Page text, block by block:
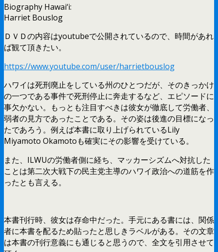
Biography Hawai‘i:
Harriet Bouslog
ＤＶＤの内容はyoutubeで公開されているので、時間があれ
ば観て頂きたい。
https://www.youtube.com/user/harrietbouslog
ハワイは死刑廃止をしている州のひとつだが、そのきっかけ
の一つである事件で死刑停止に奔走するなど、エピソードに
事欠かない。もっとも注目すべきは彼女が徹底して労働者、
弱者の見方であったことである。その姿は後進の目標になっ
たであろう。例えば本書に取り上げられているLily
Miyamoto Okamotoも確実にその影響を受けている。
また、ILWUの労働者側に経ち、マッカーシズムへ対抗した
ことは第二次大戦下の民主党主導のハワイ政治への道筋を作
ったとも言える。
本書刊行時、彼女は存命中だった。手元にある書には、関係
者に本書を配るため貼ったと思しきラベルがある。その文章
は本書の刊行意義にも通じると思うので、全文を引用させて